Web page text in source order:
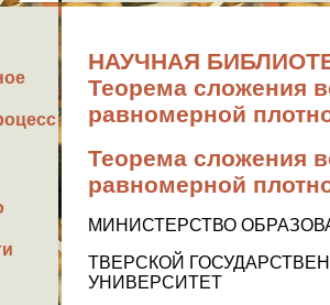
НАУЧНАЯ
Теорема сложения
равномерной
Теорема сложения
равномерной
МИНИСТЕРСТВО
ТВЕРСКОЙ
УНИВЕРСИТЕТ